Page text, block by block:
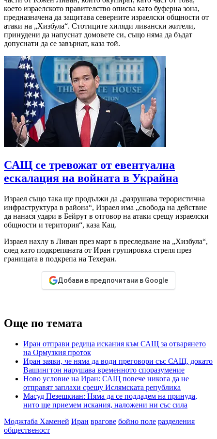
което израелското правителство описва като буферна зона,
предназначена да защитава северните израелски общности от
атаки на „Хизбула“. Стотиците хиляди ливански жители,
принудени да напуснат домовете си, също няма да бъдат
допуснати да се завърнат, каза той.
САЩ се тревожат от евентуална
ескалация на войната в Украйна
Израел също така ще продължи да „разрушава терористична
инфраструктура в района“, Израел има „свобода на действие
да нанася удари в Бейрут в отговор на атаки срещу израелски
общности и територия“, каза Кац.
Израел нахлу в Ливан през март в преследване на „Хизбула“,
след като подкрепяната от Иран групировка стреля през
границата в подкрепа на Техеран.
Добави в предпочитани в Google
Още по темата
Иран отправи редица искания към САЩ за отварянето
на Ормузкия проток
Иран заяви, че няма да води преговори със САЩ, докато
Вашингтон нарушава временното споразумение
Ново условие на Иран: САЩ повече никога да не
отправят заплахи срещу Ислямската република
Масуд Пезешкиан: Няма да се поддадем на принуда,
нито ще приемем искания, наложени ни със сила
Моджтаба Хаменей Иран врагове бойно поле разделения
общественост